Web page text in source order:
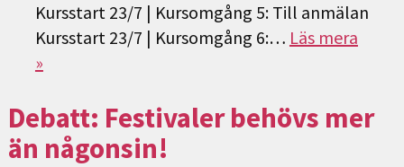
Kursstart 23/7 | Kursomgång 5: Till anmälan
Kursstart 23/7 | Kursomgång 6:… Läs mera
»
Debatt: Festivaler behövs mer
än någonsin!